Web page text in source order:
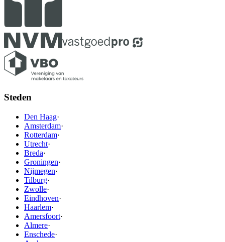
Steden
Den Haag·
Amsterdam·
Rotterdam·
Utrecht·
Breda·
Groningen·
Nijmegen·
Tilburg·
Zwolle·
Eindhoven·
Haarlem·
Amersfoort·
Almere·
Enschede·